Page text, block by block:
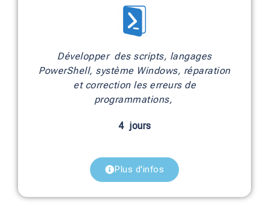
Développer des scripts, langages
PowerShell, système Windows, réparation
et correction les erreurs de
programmations,
4 jours
Plus d'infos